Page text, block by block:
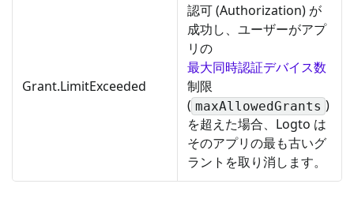
Grant.LimitExceeded
認可 (Authorization) が
成功し、ユーザーがアプ
リの
最大同時認証デバイス数
制限
( maxAllowedGrants )
を超えた場合、Logto は
そのアプリの最も古いグ
ラントを取り消します。